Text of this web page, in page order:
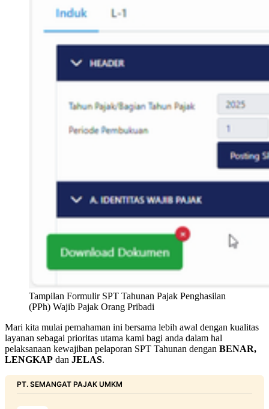
Tampilan Formulir SPT Tahunan Pajak Penghasilan
(PPh) Wajib Pajak Orang Pribadi
Mari kita mulai pemahaman ini bersama lebih awal dengan kualitas
layanan sebagai prioritas utama kami bagi anda dalam hal
pelaksanaan kewajiban pelaporan SPT Tahunan dengan BENAR,
LENGKAP dan JELAS.
PT. SEMANGAT PAJAK UMKM